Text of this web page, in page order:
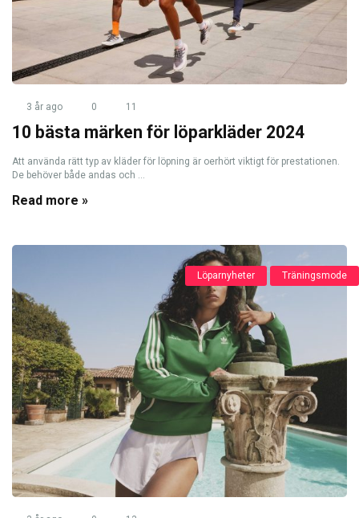
3 år ago 0 11
10 bästa märken för löparkläder 2024
Att använda rätt typ av kläder för löpning är oerhört viktigt för prestationen.
De behöver både andas och ...
Read more »
Löparnyheter Träningsmode